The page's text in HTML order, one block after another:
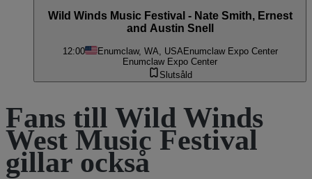
Wild Winds Music Festival - Nate Smith, Ernest
and Austin Snell
12:00 Enumclaw, WA, USA Enumclaw Expo Center
Enumclaw Expo Center
Slutsåld
Fans till Wild Winds
West Music Festival
gillar också